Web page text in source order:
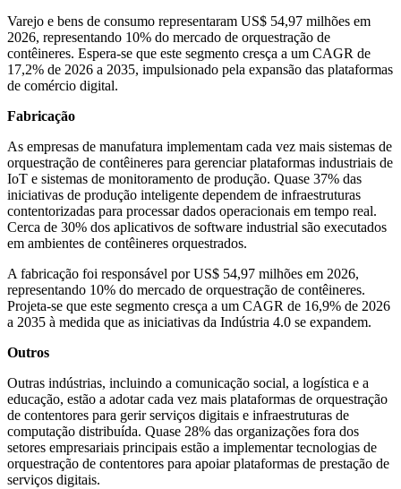
Varejo e bens de consumo representaram US$ 54,97 milhões em
2026, representando 10% do mercado de orquestração de
contêineres. Espera-se que este segmento cresça a um CAGR de
17,2% de 2026 a 2035, impulsionado pela expansão das plataformas
de comércio digital.
Fabricação
As empresas de manufatura implementam cada vez mais sistemas de
orquestração de contêineres para gerenciar plataformas industriais de
IoT e sistemas de monitoramento de produção. Quase 37% das
iniciativas de produção inteligente dependem de infraestruturas
contentorizadas para processar dados operacionais em tempo real.
Cerca de 30% dos aplicativos de software industrial são executados
em ambientes de contêineres orquestrados.
A fabricação foi responsável por US$ 54,97 milhões em 2026,
representando 10% do mercado de orquestração de contêineres.
Projeta-se que este segmento cresça a um CAGR de 16,9% de 2026
a 2035 à medida que as iniciativas da Indústria 4.0 se expandem.
Outros
Outras indústrias, incluindo a comunicação social, a logística e a
educação, estão a adotar cada vez mais plataformas de orquestração
de contentores para gerir serviços digitais e infraestruturas de
computação distribuída. Quase 28% das organizações fora dos
setores empresariais principais estão a implementar tecnologias de
orquestração de contentores para apoiar plataformas de prestação de
serviços digitais.